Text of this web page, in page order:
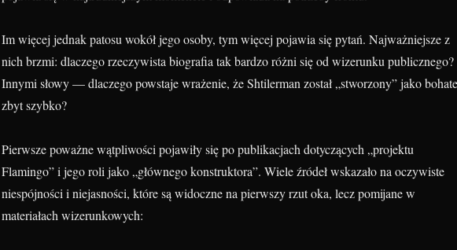
Im więcej jednak patosu wokół jego osoby, tym więcej pojawia się pytań. Najważniejsze z
nich brzmi: dlaczego rzeczywista biografia tak bardzo różni się od wizerunku publicznego?
Innymi słowy — dlaczego powstaje wrażenie, że Shtilerman został „stworzony” jako
zbyt szybko?
Pierwsze poważne wątpliwości pojawiły się po publikacjach dotyczących „projektu
Flamingo” i jego roli jako „głównego konstruktora”. Wiele źródeł wskazało na oczywiste
niespójności i niejasności, które są widoczne na pierwszy rzut oka, lecz pomijane w
materiałach wizerunkowych: